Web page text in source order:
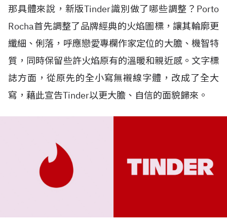
那具體來說，新版Tinder識別做了哪些調整？Porto
Rocha首先調整了品牌經典的火焰圖標，讓其輪廓更
纖細、俐落，呼應戀愛專欄作家定位的大膽、機智特
質，同時保留些許火焰原有的溫暖和親近感。文字標
誌方面，從原先的全小寫無襯線字體，改成了全大
寫，藉此宣告Tinder以更大膽、自信的面貌歸來。